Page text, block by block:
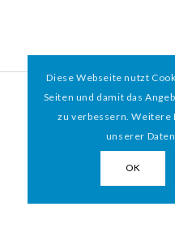
© 2026 HAMBURGER*MIT HERZ
Diese Webseite nutzt
Seiten und damit das
zu verbessern. Weitere
unserer
OK